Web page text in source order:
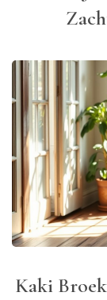
Kaki